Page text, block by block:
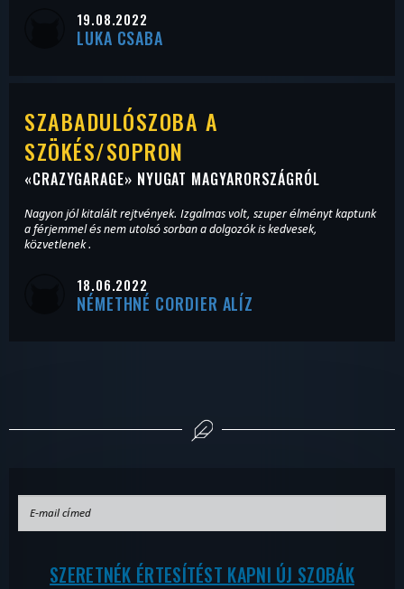
19.08.2022
LUKA CSABA
SZABADULÓSZOBA A
SZÖKÉS/SOPRON
«CRAZYGARAGE» NYUGAT MAGYARORSZÁGRÓL
Nagyon jól kitalált rejtvények. Izgalmas volt, szuper élményt kaptunk
a férjemmel és nem utolsó sorban a dolgozók is kedvesek,
közvetlenek .
18.06.2022
NÉMETHNÉ CORDIER ALÍZ
SZERETNÉK ÉRTESÍTÉST KAPNI ÚJ SZOBÁK